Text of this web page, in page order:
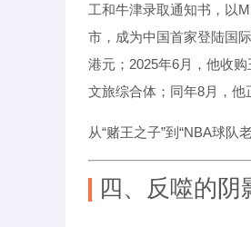
工和牛津录取通知书，以
市，成为中国首家登陆国
港元；2025年6月，他收
文旅综合体；同年8月，他
从“赌王之子”到“NBA球队
四、反噬的阴